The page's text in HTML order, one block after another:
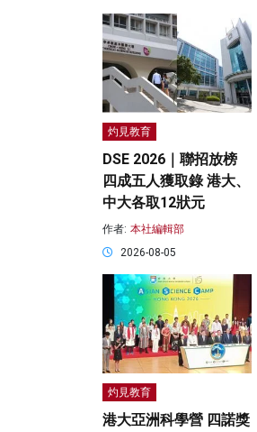
灼見教育
DSE 2026｜聯招放榜
四成五人獲取錄 港大、
中大各取12狀元
作者: 本社編輯部
2026-08-05
灼見教育
港大亞洲科學營 四諾獎